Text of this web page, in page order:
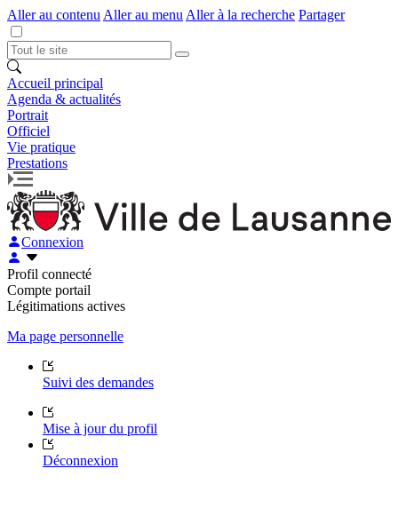
Aller au contenu Aller au menu Aller à la recherche Partager
Accueil principal
Agenda & actualités
Portrait
Officiel
Vie pratique
Prestations
Connexion
Profil connecté
Compte portail
Légitimations actives
Ma page personnelle
Suivi des demandes
Mise à jour du profil
Déconnexion